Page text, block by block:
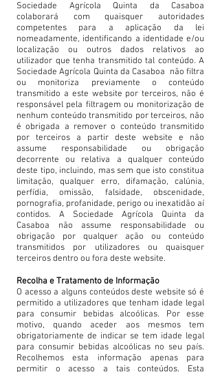
Sociedade Agrícola Quinta da Casaboa
colaborará com quaisquer autoridades
competentes para a aplicação da lei
nomeadamente, identificando a identidade e/ou
localização ou outros dados relativos ao
utilizador que tenha transmitido tal conteúdo. A
Sociedade Agrícola Quinta da Casaboa não filtra
ou monitoriza previamente o conteúdo
transmitido a este website por terceiros, não é
responsável pela filtragem ou monitorização de
nenhum conteúdo transmitido por terceiros, não
é obrigada a remover o conteúdo transmitido
por terceiros a partir deste website e não
assume responsabilidade ou obrigação
decorrente ou relativa a qualquer conteúdo
deste tipo, incluindo, mas sem que isto constitua
limitação, qualquer erro, difamação, calúnia,
perfídia, omissão, falsidade, obscenidade,
pornografia, profanidade, perigo ou inexatidão aí
contidos. A Sociedade Agrícola Quinta da
Casaboa não assume responsabilidade ou
obrigação por qualquer ação ou conteúdo
transmitidos por utilizadores ou quaisquer
terceiros dentro ou fora deste website.
Recolha e Tratamento de Informação
O acesso a alguns conteúdos deste website só é
permitido a utilizadores que tenham idade legal
para consumir bebidas alcoólicas. Por esse
motivo, quando aceder aos mesmos tem
obrigatoriamente de indicar se tem idade legal
para consumir bebidas alcoólicas no seu país.
Recolhemos esta informação apenas para
permitir o acesso a tais conteúdos. Esta